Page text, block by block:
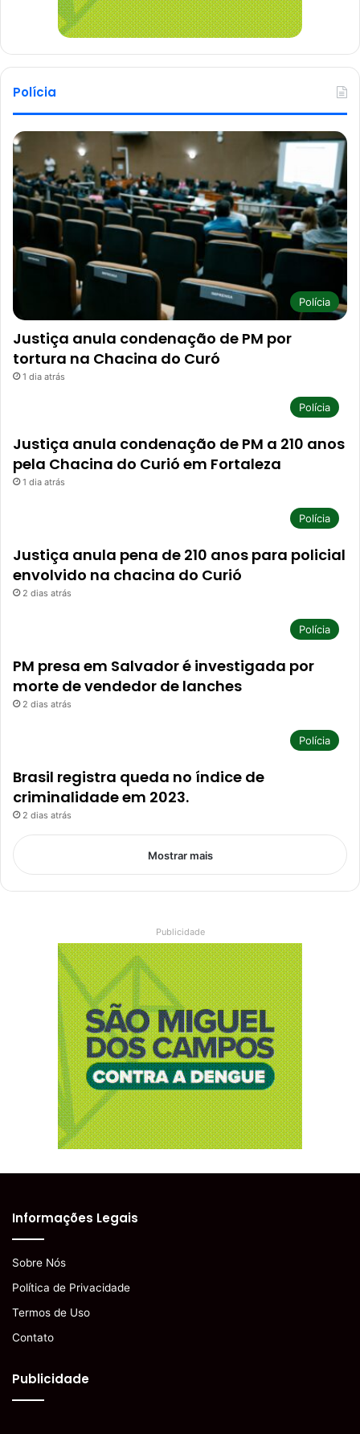
Polícia
Polícia
Justiça anula condenação de PM por
tortura na Chacina do Curó
1 dia atrás
Polícia
Justiça anula condenação de PM a 210 anos
pela Chacina do Curió em Fortaleza
1 dia atrás
Polícia
Justiça anula pena de 210 anos para policial
envolvido na chacina do Curió
2 dias atrás
Polícia
PM presa em Salvador é investigada por
morte de vendedor de lanches
2 dias atrás
Polícia
Brasil registra queda no índice de
criminalidade em 2023.
2 dias atrás
Mostrar mais
Publicidade
Informações Legais
Sobre Nós
Política de Privacidade
Termos de Uso
Contato
Publicidade